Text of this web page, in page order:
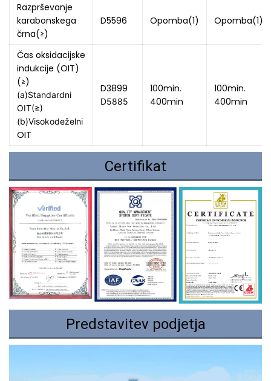
Razprševanje
karabonskega
črna(≥)
D5596 Opomba(1) Opomba(1)
Čas oksidacijske
indukcije (OIT)
(≥)
(a)Standardni
OIT(≥)
OIT
D3899
D5885
100min.
400min
100min.
400min
Certifikat
Predstavitev podjetja